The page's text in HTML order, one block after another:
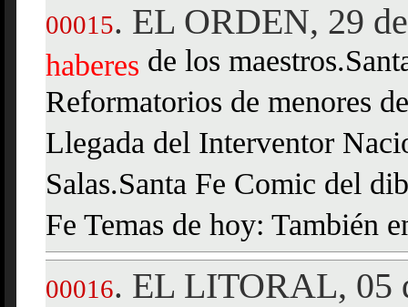
00015. EL ORDEN, 29
haberes de los
Reformatorios de menores
Llegada del Interventor
Salas.Santa Fe Comic del
Fe Temas de hoy: También
00016. EL LITORAL, 05